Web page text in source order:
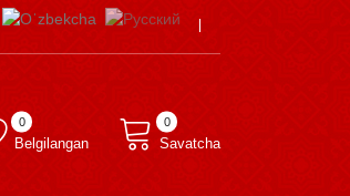
Belgilangan
0 0
Savatcha